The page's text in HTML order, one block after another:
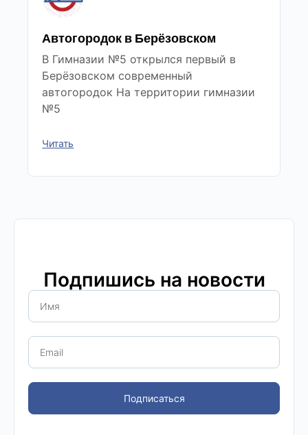
Автогородок в Берёзовском
В Гимназии №5 открылся первый в
Берёзовском современный
автогородок На территории гимназии
№5
Читать
Подпишись на новости
Подписаться